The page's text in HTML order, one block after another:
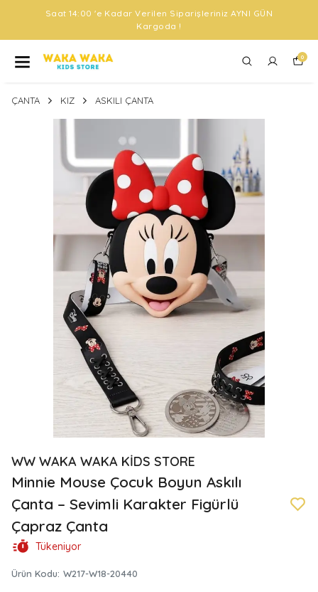
Saat 14:00 'e Kadar Verilen Siparişleriniz AYNI GÜN
Kargoda !
0
ÇANTA KIZ ASKILI ÇANTA
WW WAKA WAKA KİDS STORE
Minnie Mouse Çocuk Boyun Askılı
Çanta – Sevimli Karakter Figürlü
Çapraz Çanta
Tükeniyor
Ürün Kodu: W217-W18-20440